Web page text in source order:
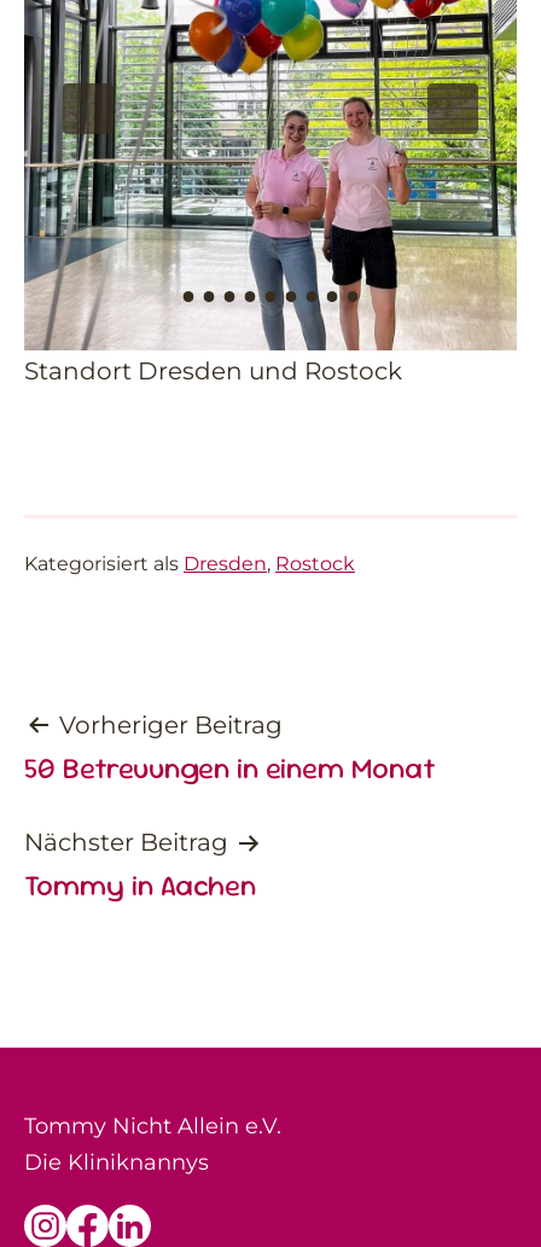
Standort Dresden und Rostock
Kategorisiert als Dresden, Rostock
Beitragsnavigation
Vorheriger Beitrag
50 Betreuungen in einem Monat
Nächster Beitrag
Tommy in Aachen
Tommy Nicht Allein e.V.
Die Kliniknannys
LinkFacebook
Link